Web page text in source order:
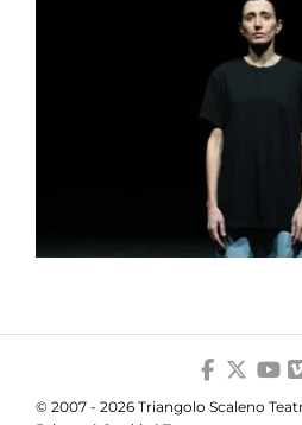
© 2007 - 2026 Triangolo Scaleno